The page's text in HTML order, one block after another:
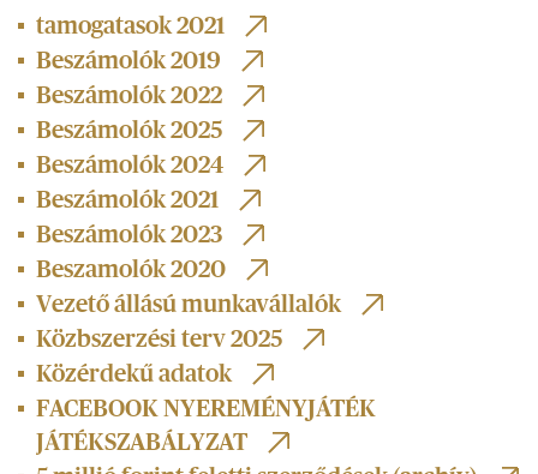
tamogatasok 2021
Beszámolók 2019
Beszámolók 2022
Beszámolók 2025
Beszámolók 2024
Beszámolók 2021
Beszámolók 2023
Beszamolók 2020
Vezető állású munkavállalók
Közbszerzési terv 2025
Közérdekű adatok
FACEBOOK NYEREMÉNYJÁTÉK
JÁTÉKSZABÁLYZAT